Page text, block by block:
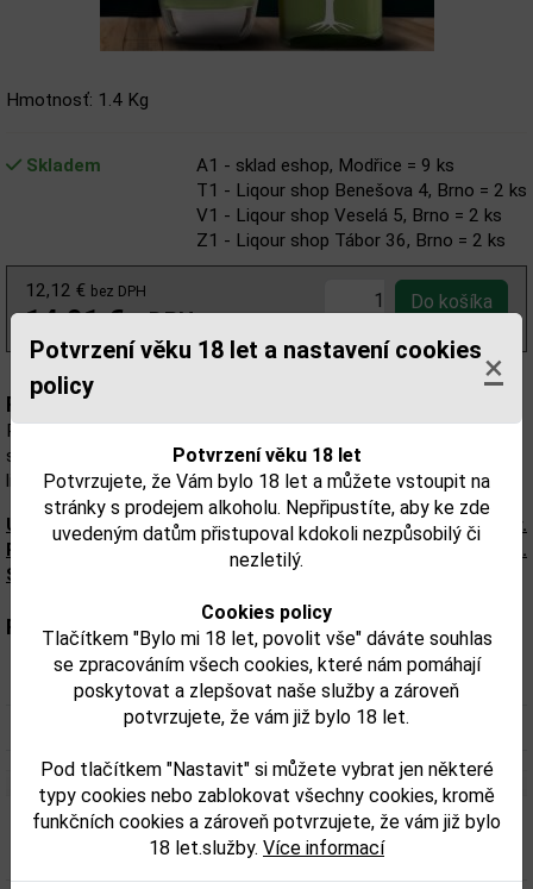
Potvrzení věku 18 let a nastavení cookies
policy
×
Potvrzení věku 18 let
Potvrzujete, že Vám bylo 18 let a můžete vstoupit na
stránky s prodejem alkoholu. Nepřipustíte, aby ke zde
uvedeným datům přistupoval kdokoli nezpůsobilý či
nezletilý.
Cookies policy
Tlačítkem "Bylo mi 18 let, povolit vše" dáváte souhlas
se zpracováním všech cookies, které nám pomáhají
poskytovat a zlepšovat naše služby a zároveň
potvrzujete, že vám již bylo 18 let.
Pod tlačítkem "Nastavit" si můžete vybrat jen některé
typy cookies nebo zablokovat všechny cookies, kromě
funkčních cookies a zároveň potvrzujete, že vám již bylo
18 let.služby. Více informací
Hmotnosť: 1.4 Kg
Skladem
A1 - sklad eshop, Modřice = 9 ks
T1 - Liqour shop Benešova 4, Brno = 2 ks
V1 - Liqour shop Veselá 5, Brno = 2 ks
Z1 - Liqour shop Tábor 36, Brno = 2 ks
12,12 € bez DPH
14,91 €s DPH
Popis:
Pechery Pistachio
spája remeselné spracovanie a trendy v luxusnom krémovom
likére
Upozorňujeme, že tento produkt môže obsahovať alergény.
Presné zloženie a alergény sú k dispozícii na obale výrobku.
Skontrolujte prosím pred konzumáciou.
Parametry:
Obsah alkoholu obj. %: 17
Objem obalu (L):
Související zboží